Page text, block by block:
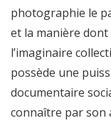
photographie le
et la manière dont
l’imaginaire
possède une
documentaire
connaître par son